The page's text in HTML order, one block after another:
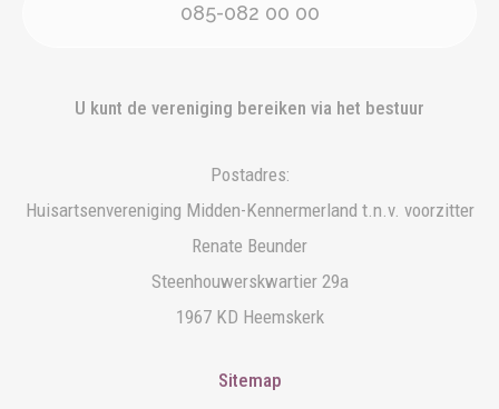
085-082 00 00
U kunt de vereniging bereiken via het bestuur
Postadres:
Huisartsenvereniging Midden-Kennermerland t.n.v. voorzitter
Renate Beunder
Steenhouwerskwartier 29a
1967 KD Heemskerk
Sitemap